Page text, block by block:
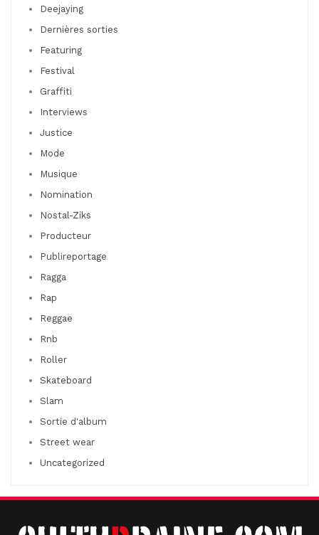
Deejaying
Dernières sorties
Featuring
Festival
Graffiti
Interviews
Justice
Mode
Musique
Nomination
Nostal-Ziks
Producteur
Publireportage
Ragga
Rap
Reggae
Rnb
Roller
Skateboard
Slam
Sortie d'album
Street wear
Uncategorized